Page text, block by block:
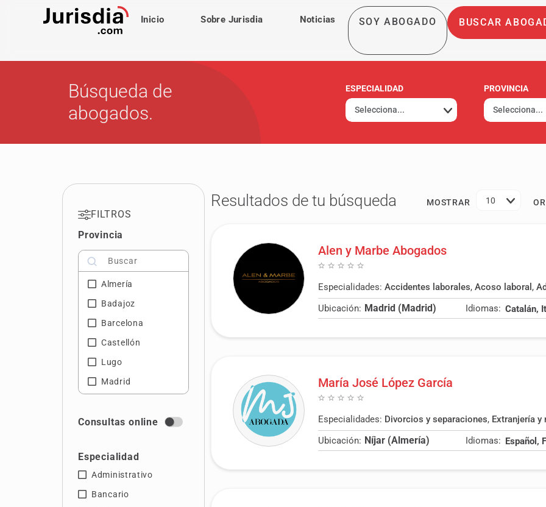
Inicio Sobre Jurisdia Noticias SOY ABOGADO BUSCAR
Búsqueda de
abogados.
ESPECIALIDAD PROVINCIA
FILTROS
Provincia
Almería
Badajoz
Barcelona
Castellón
Lugo
Madrid
Sevilla
Vizcaya
Zaragoza
Consultas online
Especialidad
Administrativo
Bancario
Resultados de tu búsqueda MOSTRAR 10
Alen y Marbe Abogados
Especialidades: Accidentes laborales, Acoso laboral ,
Ubicación: Madrid (Madrid) Idiomas:
María José López García
Especialidades: Divorcios y separaciones, Extranjería y
Ubicación: Níjar (Almería) Idiomas: